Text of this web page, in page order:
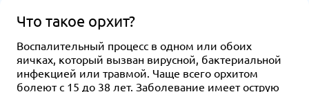
Что такое орхит?
Воспалительный процесс в одном или обоих
яичках, который вызван вирусной, бактериальной
инфекцией или травмой. Чаще всего орхитом
болеют с 15 до 38 лет. Заболевание имеет острую